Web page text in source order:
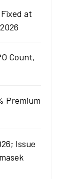
at
Count,
Premium
Issue